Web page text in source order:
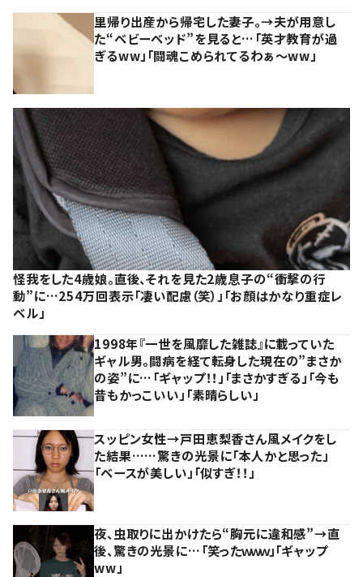
里帰り出産から帰宅した妻子。→夫が用意し
た“ベビーベッド”を見ると…「英才教育が過
ぎるww」「闘魂こめられてるわぁ～ww」
怪我をした4歳娘。直後、それを見た2歳息子の“衝撃の行
動”に…254万回表示「凄い配慮（笑）」「お顔はかなり重症レ
ベル」
1998年『一世を風靡した雑誌』に載っていた
ギャル男。闘病を経て転身した現在の”まさか
の姿”に…「ギャップ！！」「まさかすぎる」「今も
昔もかっこいい」「素晴らしい」
スッピン女性→戸田恵梨香さん風メイクをし
た結果……驚きの光景に「本人かと思った」
「ベースが美しい」「似すぎ！！」
夜、虫取りに出かけたら“胸元に違和感”→直
後、驚きの光景に…「笑ったｗｗｗ」「ギャップ
ww」